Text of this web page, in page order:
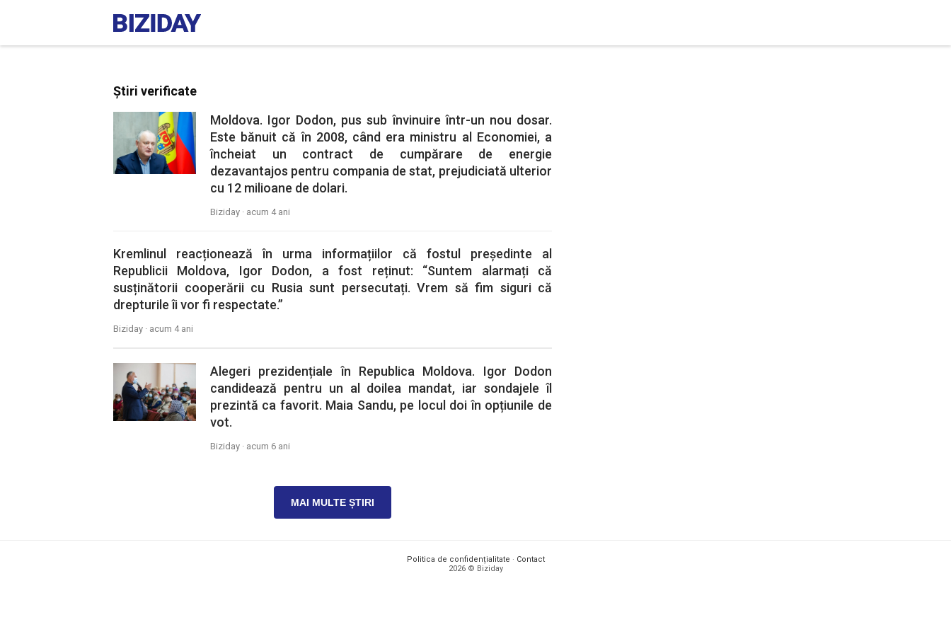
Știri verificate
Moldova. Igor Dodon, pus sub învinuire într-un nou dosar.
Este bănuit că în 2008, când era ministru al Economiei, a
încheiat un contract de cumpărare de energie
dezavantajos pentru compania de stat, prejudiciată ulterior
cu 12 milioane de dolari.
Biziday · acum 4 ani
Kremlinul reacționează în urma informațiilor că fostul președinte al
Republicii Moldova, Igor Dodon, a fost reținut: “Suntem alarmați că
susținătorii cooperării cu Rusia sunt persecutați. Vrem să fim siguri că
drepturile îi vor fi respectate.”
Biziday · acum 4 ani
Alegeri prezidențiale în Republica Moldova. Igor Dodon
candidează pentru un al doilea mandat, iar sondajele îl
prezintă ca favorit. Maia Sandu, pe locul doi în opțiunile de
vot.
Biziday · acum 6 ani
MAI MULTE ȘTIRI
Politica de confidențialitate · Contact
2026 © Biziday